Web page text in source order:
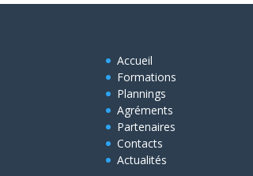
Accueil
Formations
Plannings
Agréments
Partenaires
Contacts
Actualités